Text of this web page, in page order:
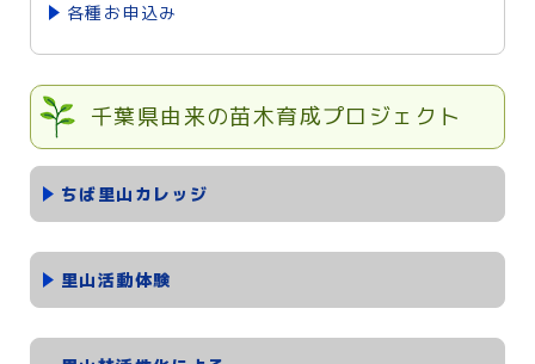
各種お申込み
千葉県由来の苗木育成プロジェクト
ちば里山カレッジ
里山活動体験